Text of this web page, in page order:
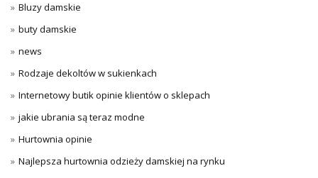
Bluzy damskie
buty damskie
news
Rodzaje dekoltów w sukienkach
Internetowy butik opinie klientów o sklepach
jakie ubrania są teraz modne
Hurtownia opinie
Najlepsza hurtownia odzieży damskiej na rynku